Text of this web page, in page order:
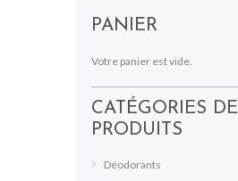
PANIER
Votre panier est vide.
CATÉGORIES DE
PRODUITS
Déodorants